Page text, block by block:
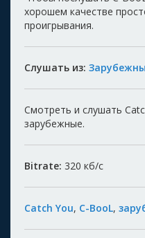
хорошем качестве
проигрывания.
Слушать из:
Смотреть и слушать
зарубежные.
Bitrate: 320 кб/с
Catch You, C-BooL,